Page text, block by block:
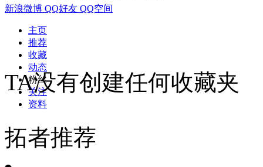
新浪微博 QQ好友 QQ空间
主页
推荐
收藏
动态
粉丝
关注
资料
TA没有创建任何收藏夹
拓者推荐